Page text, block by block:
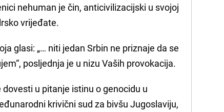
nehuman je čin, anticivilizacijski u svojoj
vrijeđate.
glasi: „… niti jedan Srbin ne priznaje da se
posljednja je u nizu Vaših provokacija.
u pitanje istinu o genocidu u
krivični sud za bivšu Jugoslaviju,